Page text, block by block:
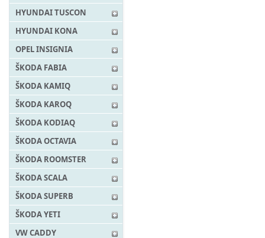
HYUNDAI TUSCON
HYUNDAI KONA
OPEL INSIGNIA
ŠKODA FABIA
ŠKODA KAMIQ
ŠKODA KAROQ
ŠKODA KODIAQ
ŠKODA OCTAVIA
ŠKODA ROOMSTER
ŠKODA SCALA
ŠKODA SUPERB
ŠKODA YETI
VW CADDY